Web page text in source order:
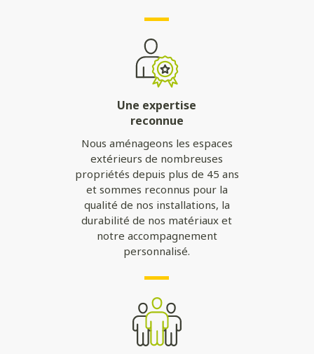
Une expertise
reconnue
Nous aménageons les espaces
extérieurs de nombreuses
propriétés depuis plus de 45 ans
et sommes reconnus pour la
qualité de nos installations, la
durabilité de nos matériaux et
notre accompagnement
personnalisé.